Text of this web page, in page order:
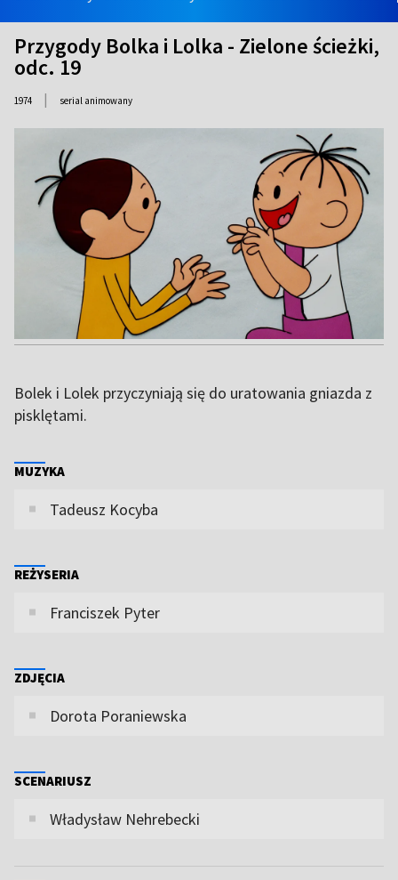
Przygody Bolka i Lolka - Zielone ścieżki,
odc. 19
1974 | serial animowany
Bolek i Lolek przyczyniają się do uratowania gniazda z
pisklętami.
MUZYKA
Tadeusz Kocyba
REŻYSERIA
Franciszek Pyter
ZDJĘCIA
Dorota Poraniewska
SCENARIUSZ
Władysław Nehrebecki